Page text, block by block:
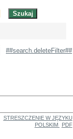
##search.deleteFilter##
STRESZCZENIE W JĘZYKU
POLSKIM
PDF